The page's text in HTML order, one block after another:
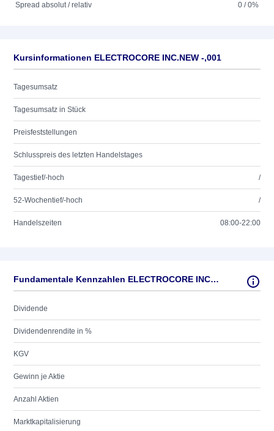
Spread absolut / relativ
0 / 0%
Kursinformationen ELECTROCORE INC.NEW -,001
Tagesumsatz
Tagesumsatz in Stück
Preisfeststellungen
Schlusspreis des letzten Handelstages
Tagestief/-hoch /
52-Wochentief/-hoch /
Handelszeiten 08:00-22:00
Fundamentale Kennzahlen ELECTROCORE INC.NEW -,001
Dividende
Dividendenrendite in %
KGV
Gewinn je Aktie
Anzahl Aktien
Marktkapitalisierung